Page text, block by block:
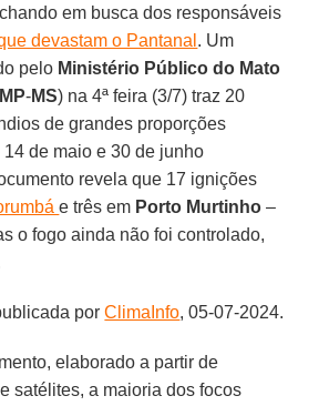
em busca dos responsáveis
devastam o Pantanal . Um
pelo Ministério Público do Mato
MP-MS) na 4ª feira (3/7) traz 20
de grandes proporções
de maio e 30 de junho
revela que 17 ignições
e três em Porto Murtinho –
o fogo ainda não foi controlado,
porClimaInfo, 05-07-2024.
elaborado a partir de
satélites, a maioria dos focos